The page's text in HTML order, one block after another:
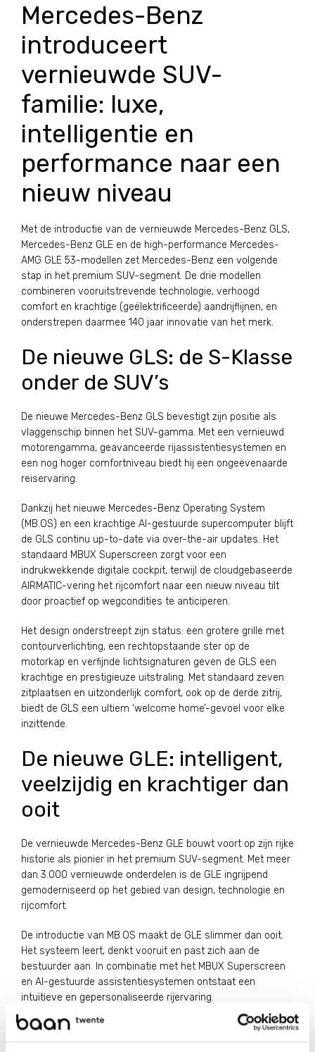
Mercedes-Benz
introduceert
vernieuwde SUV-
familie: luxe,
intelligentie en
performance naar een
nieuw niveau
Met de introductie van de vernieuwde Mercedes-Benz GLS,
Mercedes-Benz GLE en de high-performance Mercedes-
AMG GLE 53-modellen zet Mercedes-Benz een volgende
stap in het premium SUV-segment. De drie modellen
combineren vooruitstrevende technologie, verhoogd
comfort en krachtige (geëlektrificeerde) aandrijflijnen, en
onderstrepen daarmee 140 jaar innovatie van het merk.
De nieuwe GLS: de S-Klasse
onder de SUV’s
De nieuwe Mercedes-Benz GLS bevestigt zijn positie als
vlaggenschip binnen het SUV-gamma. Met een vernieuwd
motorengamma, geavanceerde rijassistentiesystemen en
een nog hoger comfortniveau biedt hij een ongeëvenaarde
reiservaring.
Dankzij het nieuwe Mercedes-Benz Operating System
(MB.OS) en een krachtige AI-gestuurde supercomputer blijft
de GLS continu up-to-date via over-the-air updates. Het
standaard MBUX Superscreen zorgt voor een
indrukwekkende digitale cockpit, terwijl de cloudgebaseerde
AIRMATIC-vering het rijcomfort naar een nieuw niveau tilt
door proactief op wegcondities te anticiperen.
Het design onderstreept zijn status: een grotere grille met
contourverlichting, een rechtopstaande ster op de
motorkap en verfijnde lichtsignaturen geven de GLS een
krachtige en prestigieuze uitstraling. Met standaard zeven
zitplaatsen en uitzonderlijk comfort, ook op de derde zitrij,
biedt de GLS een ultiem ‘welcome home’-gevoel voor elke
inzittende.
De nieuwe GLE: intelligent,
veelzijdig en krachtiger dan
ooit
De vernieuwde Mercedes-Benz GLE bouwt voort op zijn rijke
historie als pionier in het premium SUV-segment. Met meer
dan 3.000 vernieuwde onderdelen is de GLE ingrijpend
gemoderniseerd op het gebied van design, technologie en
rijcomfort.
De introductie van MB.OS maakt de GLE slimmer dan ooit.
Het systeem leert, denkt vooruit en past zich aan de
bestuurder aan. In combinatie met het MBUX Superscreen
en AI-gestuurde assistentiesystemen ontstaat een
intuïtieve en gepersonaliseerde rijervaring.
Op de weg onderscheidt de GLE zich door zijn balans
tussen dynamiek en comfort. Nieuwe motoren zorgen voor